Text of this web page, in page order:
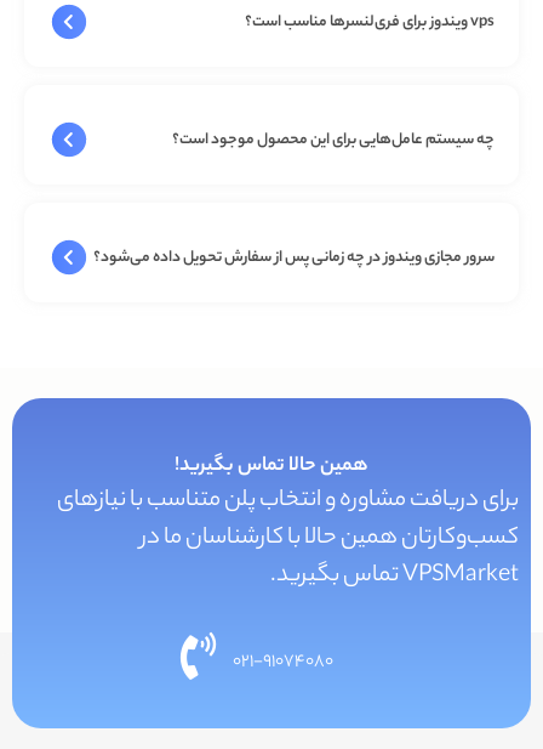
vps ویندوز برای فری‌لنسرها مناسب است؟
چه سیستم عامل‌هایی برای این محصول موجود است؟
سرور مجازی ویندوز در چه زمانی پس از سفارش تحویل داده می‌شود؟
همین حالا تماس بگیرید!
برای دریافت مشاوره و انتخاب پلن متناسب با نیازهای
کسب‌و‌کارتان همین حالا با کارشناسان ما در
VPSMarket تماس بگیرید.
۰۲۱-۹۱۰۷۴۰۸۰